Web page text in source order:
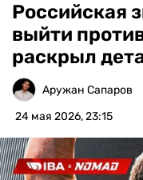
ММА
ТЕННИС
ФУТЗАЛ
Российская
выйти
раскрыл
Аружан Сапаров
24 мая 2026, 23:15